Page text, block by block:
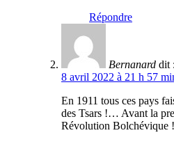
Répondre
Bernanard dit :
8 avril 2022 à 21 h 57
En 1911 tous ces pays
des Tsars !… Avant la
Révolution Bolchévique !